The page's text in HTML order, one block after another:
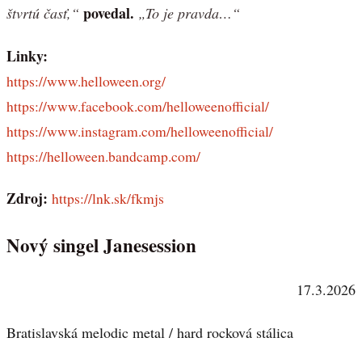
štvrtú časť,“ povedal. „To je pravda…“
Linky:
https://www.helloween.org/
https://www.facebook.com/helloweenofficial/
https://www.instagram.com/helloweenofficial/
https://helloween.bandcamp.com/
Zdroj: https://lnk.sk/fkmjs
Nový singel Janesession
17.3.2026
Bratislavská melodic metal / hard rocková stálica